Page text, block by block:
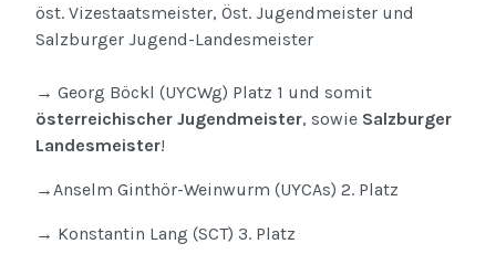
öst. Vizestaatsmeister, Öst. Jugendmeister und
Salzburger Jugend-Landesmeister
→ Georg Böckl (UYCWg) Platz 1 und somit
österreichischer Jugendmeister, sowie Salzburger
Landesmeister!
→Anselm Ginthör-Weinwurm (UYCAs) 2. Platz
→ Konstantin Lang (SCT) 3. Platz